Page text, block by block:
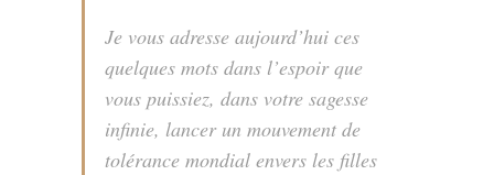
Je vous adresse aujourd’hui ces
quelques mots dans l’espoir que
vous puissiez, dans votre sagesse
infinie, lancer un mouvement de
tolérance mondial envers les filles